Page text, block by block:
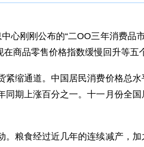
刚刚公布的“二OO三年消费品
商品零售价格指数缓慢回升等五
通道。中国居民消费价格总水
期上涨百分之一。十一月份全
食经过近几年的连续减产，加